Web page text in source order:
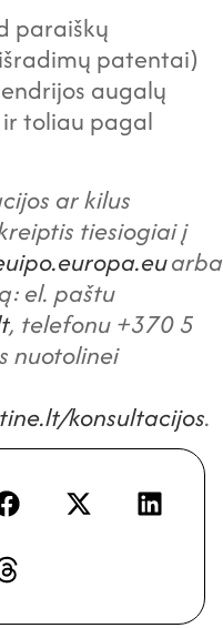
paraiškų
patentai)
augalų
ir toliau pagal
ar kilus
tiesiogiai į
arba
el. paštu
, telefonu +370 5
nuotolinei
konsultacijos.